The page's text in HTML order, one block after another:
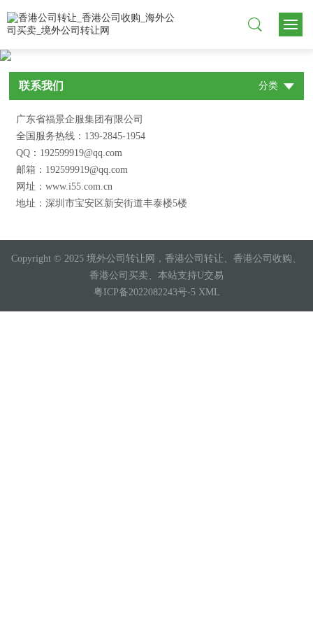
联系我们 分类
广东省福景企服集团有限公司
全国服务热线：139-2845-1954
QQ：192599919@qq.com
邮箱：192599919@qq.com
网址：www.i55.com.cn
地址：深圳市宝安区新安街道丰泰楼5楼
Copyright © 2025 境外公司转让网，香港公司转让、香港公司收购、
香港公司买卖、本站支持U交易
粤ICP备2022082243号-5 XML